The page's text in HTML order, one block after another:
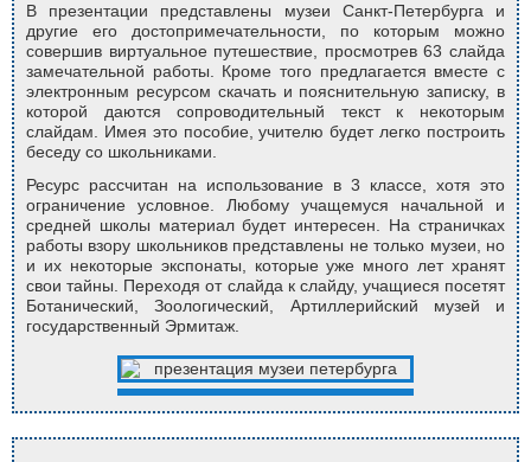
В презентации представлены музеи Санкт-Петербурга и
другие его достопримечательности, по которым можно
совершив виртуальное путешествие, просмотрев 63 слайда
замечательной работы. Кроме того предлагается вместе с
электронным ресурсом скачать и пояснительную записку, в
которой даются сопроводительный текст к некоторым
слайдам. Имея это пособие, учителю будет легко построить
беседу со школьниками.
Ресурс рассчитан на использование в 3 классе, хотя это
ограничение условное. Любому учащемуся начальной и
средней школы материал будет интересен. На страничках
работы взору школьников представлены не только музеи, но
и их некоторые экспонаты, которые уже много лет хранят
свои тайны. Переходя от слайда к слайду, учащиеся посетят
Ботанический, Зоологический, Артиллерийский музей и
государственный Эрмитаж.